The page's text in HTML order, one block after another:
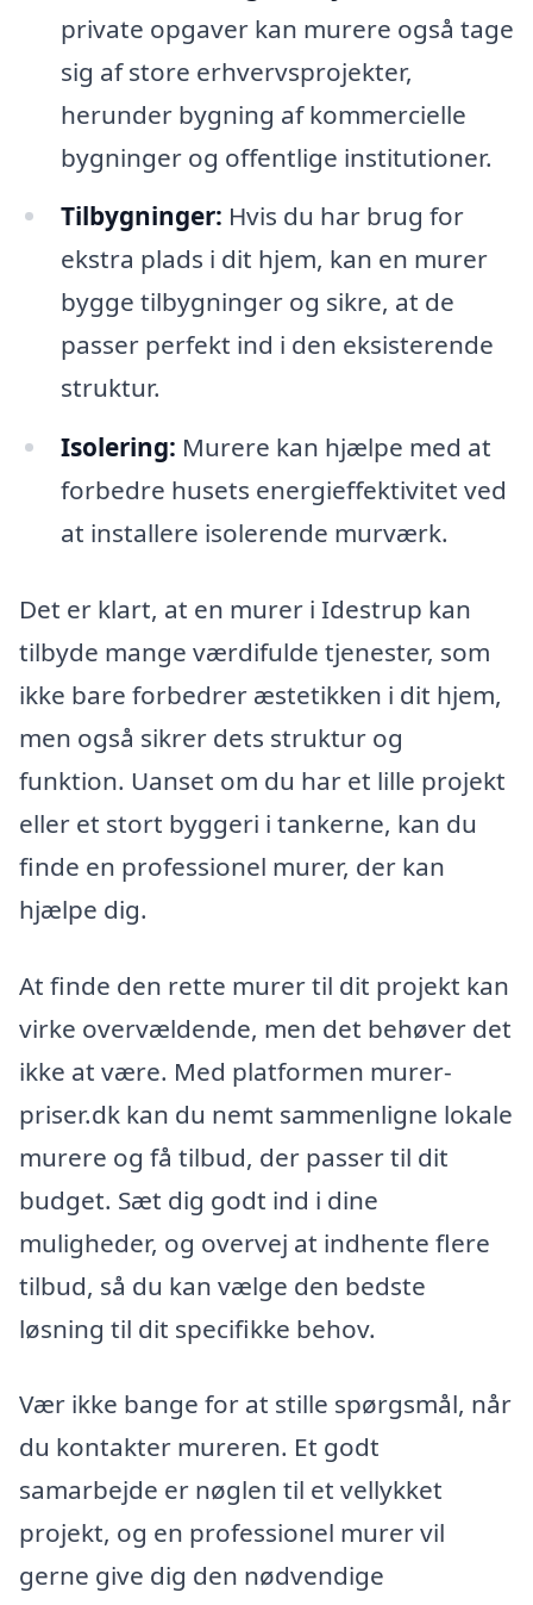
private opgaver kan murere også tage
sig af store erhvervsprojekter,
herunder bygning af kommercielle
bygninger og offentlige institutioner.
Tilbygninger: Hvis du har brug for
ekstra plads i dit hjem, kan en murer
bygge tilbygninger og sikre, at de
passer perfekt ind i den eksisterende
struktur.
Isolering: Murere kan hjælpe med at
forbedre husets energieffektivitet ved
at installere isolerende murværk.
Det er klart, at en murer i Idestrup kan
tilbyde mange værdifulde tjenester, som
ikke bare forbedrer æstetikken i dit hjem,
men også sikrer dets struktur og
funktion. Uanset om du har et lille projekt
eller et stort byggeri i tankerne, kan du
finde en professionel murer, der kan
hjælpe dig.
At finde den rette murer til dit projekt kan
virke overvældende, men det behøver det
ikke at være. Med platformen murer-
priser.dk kan du nemt sammenligne lokale
murere og få tilbud, der passer til dit
budget. Sæt dig godt ind i dine
muligheder, og overvej at indhente flere
tilbud, så du kan vælge den bedste
løsning til dit specifikke behov.
Vær ikke bange for at stille spørgsmål, når
du kontakter mureren. Et godt
samarbejde er nøglen til et vellykket
projekt, og en professionel murer vil
gerne give dig den nødvendige